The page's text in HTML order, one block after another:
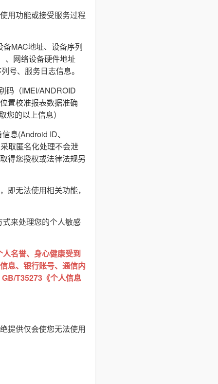
用功能或接受服务过程
MAC地址、设备序列
、网络设备硬件地址
号、服务日志信息。
码（IMEI/ANDROID
置校准报表数据准确
的以上信息）
息(Android ID、
取匿名化处理不会泄
得您授权或法律法规另
即无法使用相关功能，
来处理您的个人敏感
名誉、身心健康受到
息、银行账号、通信内
T35273《个人信息
提供仅会使您无法使用